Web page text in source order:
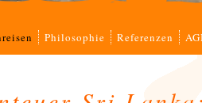
Philosophie Referenzen